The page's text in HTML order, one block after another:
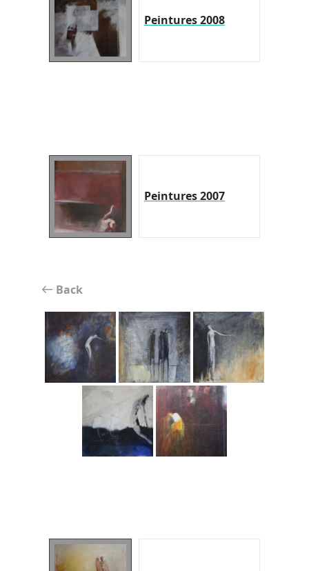
Peintures 2008
Peintures 2007
Back